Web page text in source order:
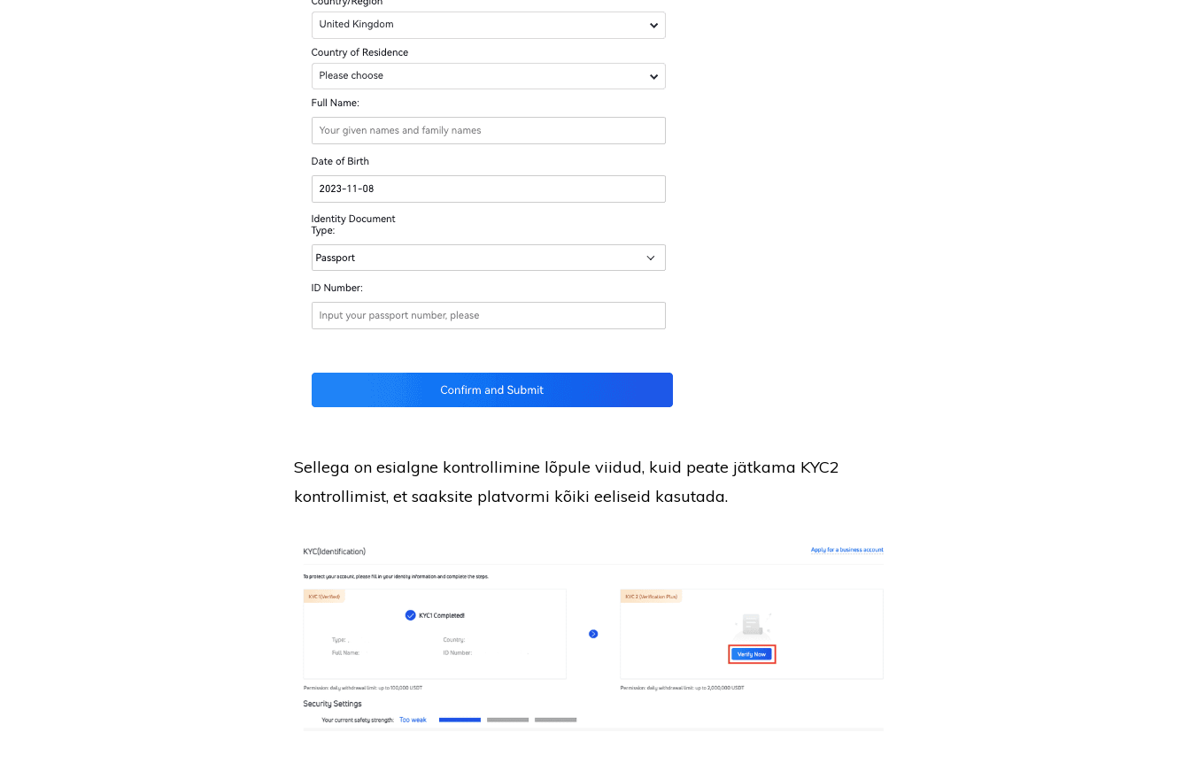
Sellega on esialgne kontrollimine lõpule viidud, kuid peate jätkama KYC2
kontrollimist, et saaksite platvormi kõiki eeliseid kasutada.